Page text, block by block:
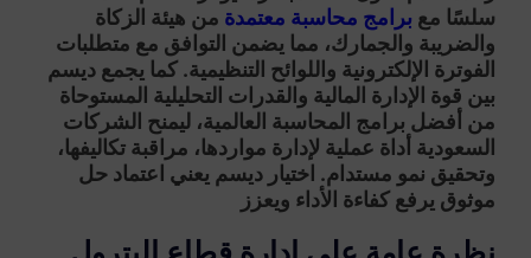
سلسًا مع برامج محاسبة معتمدة من هيئة الزكاة
والضريبة والجمارك، مما يضمن التوافق مع متطلبات
الفوترة الإلكترونية واللوائح التنظيمية. كما يجمع ديسم
بين قوة الإدارة المالية والقدرات التحليلية المستوحاة
من أفضل برامج المحاسبة العالمية، ليمنح الشركات
السعودية أداة عملية لإدارة مواردها، مراقبة تكاليفها،
وتحقيق نمو مستدام. اختيار ديسم يعني اعتماد حل
موثوق يرفع كفاءة الأداء ويعزز